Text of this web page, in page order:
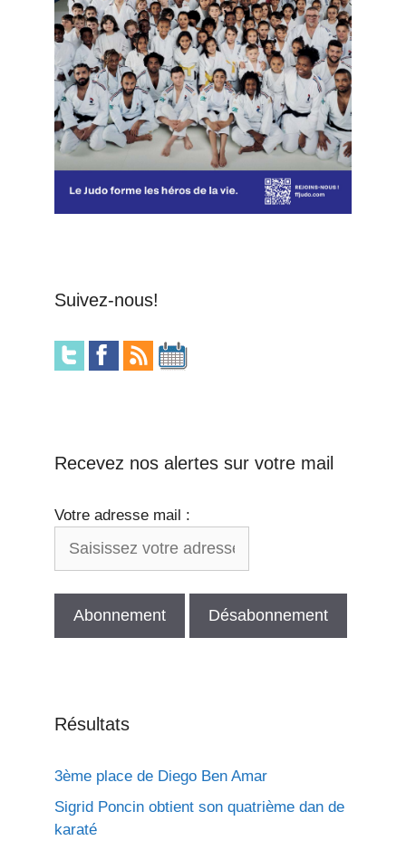
Suivez-nous!
Recevez nos alertes sur votre mail
Votre adresse mail :
Résultats
3ème place de Diego Ben Amar
Sigrid Poncin obtient son quatrième dan de
karaté